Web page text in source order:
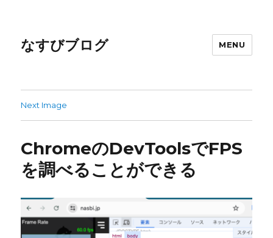
なすびブログ MENU
Next Image
ChromeのDevToolsでFPS
を調べることができる